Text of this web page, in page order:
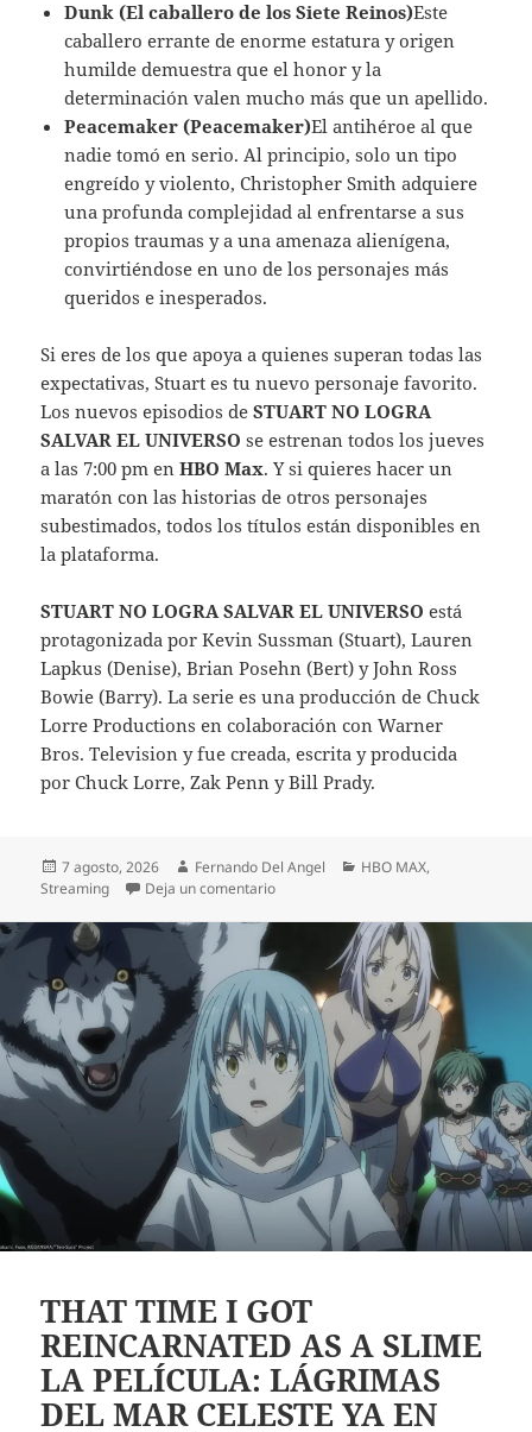
Dunk (El caballero de los Siete Reinos)Este
caballero errante de enorme estatura y origen
humilde demuestra que el honor y la
determinación valen mucho más que un apellido.
Peacemaker (Peacemaker)El antihéroe al que
nadie tomó en serio. Al principio, solo un tipo
engreído y violento, Christopher Smith adquiere
una profunda complejidad al enfrentarse a sus
propios traumas y a una amenaza alienígena,
convirtiéndose en uno de los personajes más
queridos e inesperados.
Si eres de los que apoya a quienes superan todas las
expectativas, Stuart es tu nuevo personaje favorito.
Los nuevos episodios deSTUART NO LOGRA
SALVAR EL UNIVERSOse estrenan todos los jueves
a las 7:00 pm enHBO Max. Y si quieres hacer un
maratón con las historias de otros personajes
subestimados, todos los títulos están disponibles en
la plataforma.
STUART NO LOGRA SALVAR EL UNIVERSOestá
protagonizada por Kevin Sussman (Stuart), Lauren
Lapkus (Denise), Brian Posehn (Bert) y John Ross
Bowie (Barry). La serie es una producción de Chuck
Lorre Productions en colaboración con Warner
Bros. Television y fue creada, escrita y producida
por Chuck Lorre, Zak Penn y Bill Prady.
Publicado
el
7 agosto, 2026 Autor
Fernando Del Angel Categorías
HBO MAX,
Streaming
Deja un comentarioen DE STUART A CHANDLER BING:
THAT TIME I GOT
REINCARNATED AS A SLIME
LA PELÍCULA: LÁGRIMAS
DEL MAR CELESTE YA EN